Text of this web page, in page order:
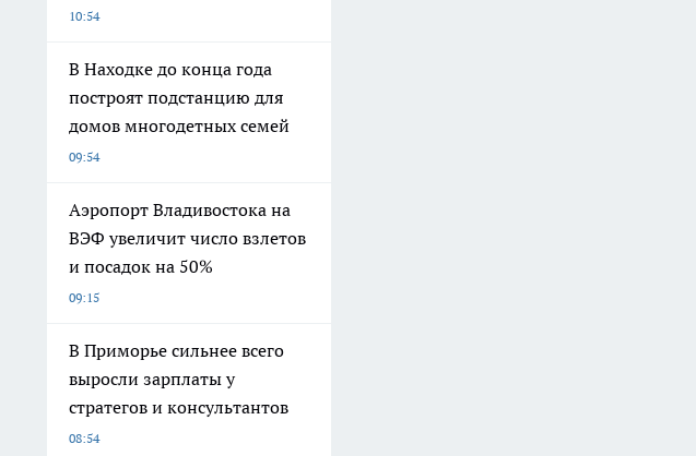
10:54
В Находке до конца года
построят подстанцию для
домов многодетных семей
09:54
Аэропорт Владивостока на
ВЭФ увеличит число взлетов
и посадок на 50%
09:15
В Приморье сильнее всего
выросли зарплаты у
стратегов и консультантов
08:54